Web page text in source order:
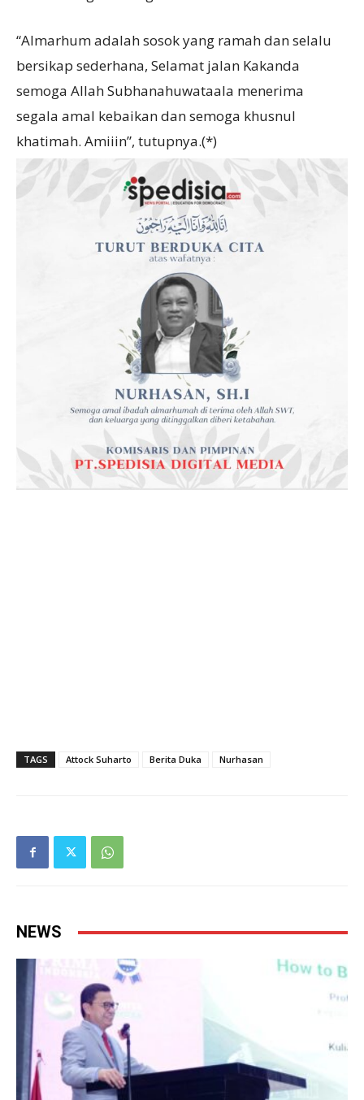
“Almarhum adalah sosok yang ramah dan selalu
bersikap sederhana, Selamat jalan Kakanda
semoga Allah Subhanahuwataala menerima
segala amal kebaikan dan semoga khusnul
khatimah. Amiiin”, tutupnya.(*)
TAGS Attock Suharto Berita Duka Nurhasan
NEWS